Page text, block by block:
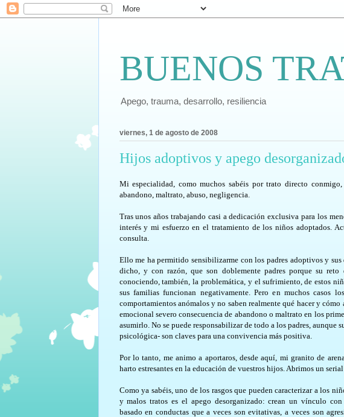
BUENOS
Apego, trauma, desarrollo, resiliencia
viernes, 1 de agosto de 2008
Hijos adoptivos y apego
Mi especialidad, como muchos sabéis por trato directo
abandono, maltrato, abuso, negligencia.
Tras unos años trabajando casi a dedicación exclusiva para los
interés y mi esfuerzo en el tratamiento de los niños adoptados.
consulta.
Ello me ha permitido sensibilizarme con los padres adoptivos y
dicho, y con razón, que son doblemente padres porque su
conociendo, también, la problemática, y el sufrimiento, de estos
sus familias funcionan negativamente. Pero en muchos casos
comportamientos anómalos y no saben realmente qué hacer y
emocional severo consecuencia de abandono o maltrato en los
asumirlo. No se puede responsabilizar de todo a los padres, aunque
psicológica- son claves para una convivencia más positiva.
Por lo tanto, me animo a aportaros, desde aquí, mi granito de
harto estresantes en la educación de vuestros hijos. Abrimos un
Como ya sabéis, uno de los rasgos que pueden caracterizar a los
y malos tratos es el apego desorganizado: crean un vínculo con
basado en conductas que a veces son evitativas, a veces son